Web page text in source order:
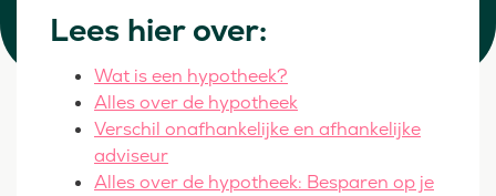
Lees hier over:
Wat is een hypotheek?
Alles over de hypotheek
Verschil onafhankelijke en afhankelijke
adviseur
Alles over de hypotheek: Besparen op je